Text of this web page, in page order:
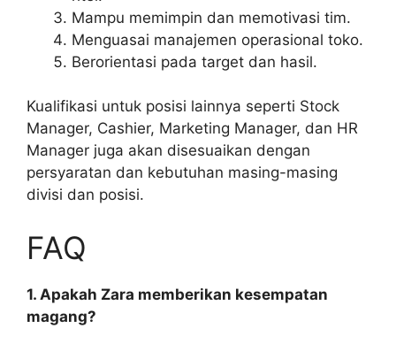
Mampu memimpin dan memotivasi tim.
Menguasai manajemen operasional toko.
Berorientasi pada target dan hasil.
Kualifikasi untuk posisi lainnya seperti Stock
Manager, Cashier, Marketing Manager, dan HR
Manager juga akan disesuaikan dengan
persyaratan dan kebutuhan masing-masing
divisi dan posisi.
FAQ
1. Apakah Zara memberikan kesempatan
magang?